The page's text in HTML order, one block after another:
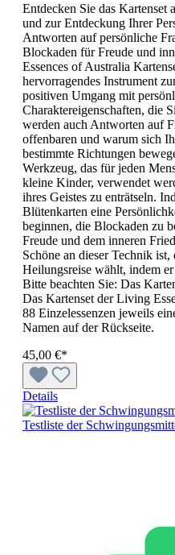
Entdecken Sie das Kartenset
und zur Entdeckung Ihrer
Antworten auf persönliche
Blockaden für Freude und
Essences of Australia
hervorragendes Instrument
positiven Umgang mit
Charaktereigenschaften, die
werden auch Antworten auf
offenbaren und warum sich
bestimmte Richtungen
Werkzeug, das für jeden
kleine Kinder, verwendet
ihres Geistes zu enträtseln.
Blütenkarten eine
beginnen, die Blockaden zu
Freude und dem inneren
Schöne an dieser Technik
Heilungsreise wählt, indem
Bitte beachten Sie: Das
Das Kartenset der Living
88 Einzelessenzen jeweils
Namen auf der Rückseite.
45,00 €*
Details
Testliste der